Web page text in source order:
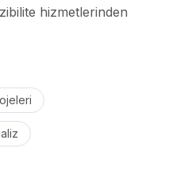
hizmetlerinden